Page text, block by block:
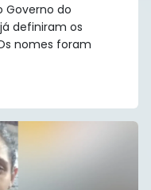
Governo do
definiram os
nomes foram